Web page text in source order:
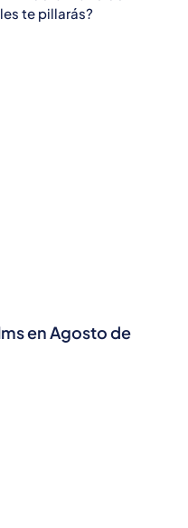
te pillarás?
en Agosto de